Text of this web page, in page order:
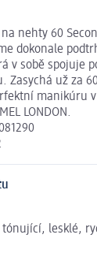
na nehty 60
dokonale
v sobě spojuje
Zasychá už za
manikúru
LONDON.
lesklé,